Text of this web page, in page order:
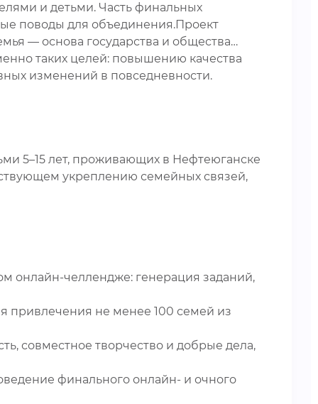
и детьми. Часть финальных
поводы для объединения.Проект
— основа государства и общества…
таких целей: повышению качества
изменений в повседневности.
5–15 лет, проживающих в Нефтеюганске
укреплению семейных связей,
онлайн-челлендже: генерация заданий,
привлечения не менее 100 семей из
совместное творчество и добрые дела,
финального онлайн- и очного